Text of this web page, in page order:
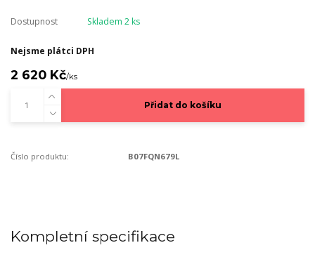
Dostupnost Skladem 2 ks
Nejsme plátci DPH
2 620 Kč/ks
Přidat do košíku
Číslo produktu: B07FQN679L
Kompletní specifikace